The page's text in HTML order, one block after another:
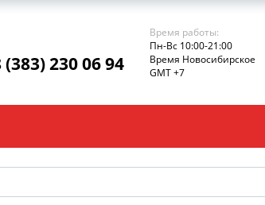
(383) 230 06 94
Время работы:
Пн-Вс 10:00-21:00
Время Новосибирское
GMT +7